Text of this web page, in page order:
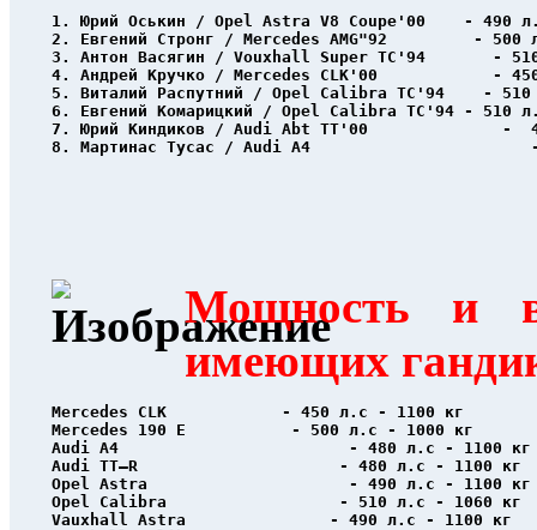
1. Юрий Оськин / Opel Astra V8 Coupe'00    - 490
2. Евгений Стронг / Mercedes AMG"92         - 500
3. Антон Васягин / Vouxhall Super TC'94       -
4. Андрей Кручко / Mercedes CLK'00            -
5. Виталий Распутний / Opel Calibra TC'94    -
6. Евгений Комарицкий / Opel Calibra TC'94 - 510
7. Юрий Киндиков / Audi Abt TT'00              -
8. Мартинас Тусас / Audi A4                       -
Мощность и
имеющих
Mercedes CLK            - 450 л.с - 1100 кг
Mercedes 190 E           - 500 л.с - 1000 кг
Audi A4                        - 480 л.с - 1100 кг
Audi TT–R                     - 480 л.с - 1100 кг
Opel Astra                     - 490 л.с - 1100 кг
Opel Calibra                  - 510 л.с - 1060 кг
Vauxhall Astra               - 490 л.с - 1100 кг